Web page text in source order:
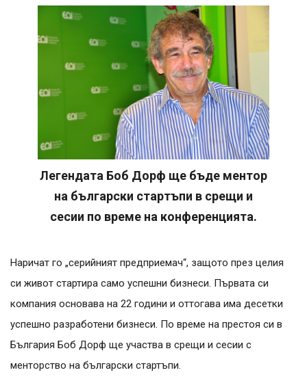
Легендата Боб Дорф ще бъде ментор
на български стартъпи в срещи и
сесии по време на конференцията.
Наричат го „серийният предприемач“, защото през целия
си живот стартира само успешни бизнеси. Първата си
компания основава на 22 години и оттогава има десетки
успешно разработени бизнеси. По време на престоя си в
България Боб Дорф ще участва в срещи и сесии с
менторство на български стартъпи.